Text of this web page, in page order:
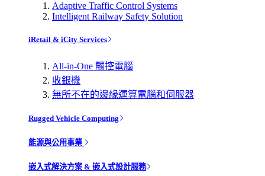
Adaptive Traffic Control Systems
Intelligent Railway Safety Solution
iRetail & iCity Services
All-in-One 觸控電腦
收銀機
無所不在的邊緣運算電腦和伺服器
Rugged Vehicle Computing
能源與公用事業
嵌入式解決方案 & 嵌入式設計服務